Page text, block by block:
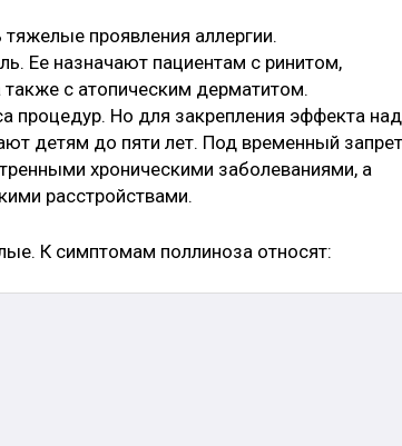
проявления аллергии.
Ее назначают пациентам с ринитом,
также с атопическим дерматитом.
процедур. Но для закрепления эффекта
детям до пяти лет. Под временный запрет
хроническими заболеваниями, а
расстройствами.
К симптомам поллиноза относят: